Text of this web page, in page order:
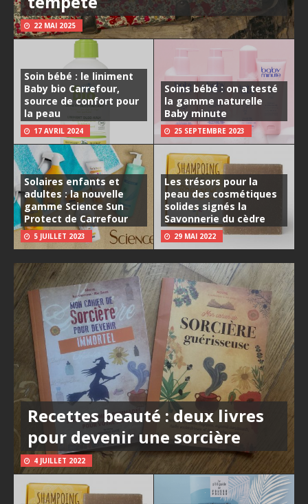
22 MAI 2025
Soin bébé : le liniment
Baby bio Carrefour,
source de confort pour
la peau
17 AVRIL 2024
Soins bébé : on a testé
la gamme naturelle
Baby minute
25 SEPTEMBRE 2023
Solaires enfants et
adultes : la nouvelle
gamme Science Sun
Protect de Carrefour
5 JUILLET 2023
Les trésors pour la
peau des cosmétiques
solides signés la
Savonnerie du cèdre
29 MAI 2022
Recettes beauté : deux livres
pour devenir une sorcière
4 JUILLET 2022